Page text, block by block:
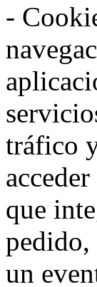
-
tráfico
que
un